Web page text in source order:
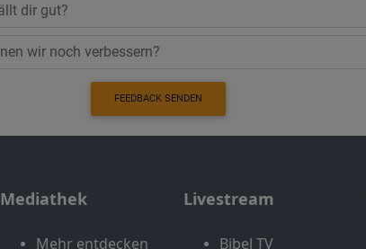
FEEDBACK SENDEN
Mediathek
Mehr entdecken
Livestream
Bibel TV